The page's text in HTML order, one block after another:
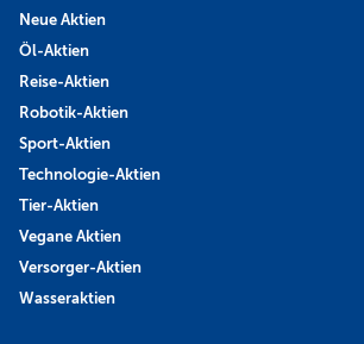
Neue Aktien
Öl-Aktien
Reise-Aktien
Robotik-Aktien
Sport-Aktien
Technologie-Aktien
Tier-Aktien
Vegane Aktien
Versorger-Aktien
Wasseraktien